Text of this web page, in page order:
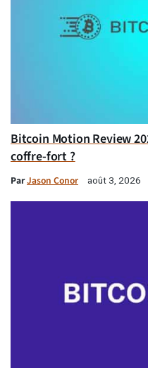
Bitcoin Motion Review
coffre-fort ?
ParJason Conor août 3, 2026